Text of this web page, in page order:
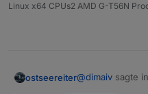
Linux x64 CPUs2 AMD G-T56N
ostseereiter@dimaiv sagte in